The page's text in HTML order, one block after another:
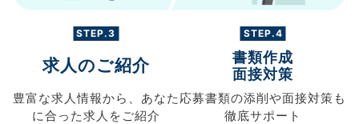
STEP.3
求人のご紹介
豊富な求人情報から、 あなた
に合った求人を ご紹介
STEP.4
書類作成
面接対策
応募書類の添削や面接対策も
徹底サポート